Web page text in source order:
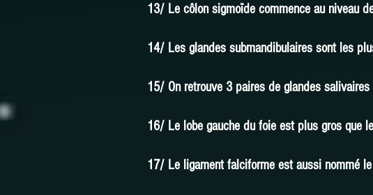
13/ Le côlon sigmoïde commence au niveau
14/ Les glandes submandibulaires sont les
15/ On retrouve 3 paires de glandes
16/ Le lobe gauche du foie est plus gros que
17/ Le ligament falciforme est aussi nommé